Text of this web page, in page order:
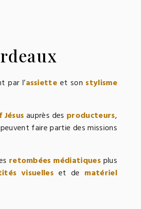
par l’assiette et son stylisme
Jésusauprès des producteurs,
faire partie des missions
retombées médiatiquesplus
visuelleset de matériel